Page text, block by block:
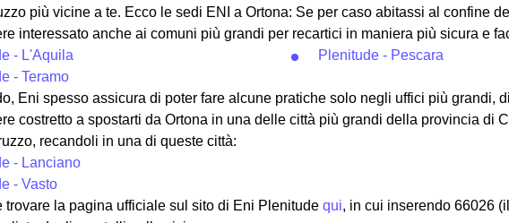
più vicine a te. Ecco le sedi ENI a Ortona: Se per caso abitassi al confine
interessato anche ai comuni più grandi per recartici in maniera più sicura e
- L'Aquila
- Teramo
Plenitude - Pescara
Eni spesso assicura di poter fare alcune pratiche solo negli uffici più grandi,
costretto a spostarti da Ortona in una delle città più grandi della provincia di
recandoli in una di queste città:
- Lanciano
- Vasto
trovare la pagina ufficiale sul sito di Eni Plenitude qui, in cui inserendo 66026